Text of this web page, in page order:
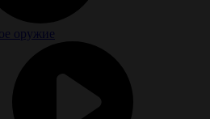
оружие